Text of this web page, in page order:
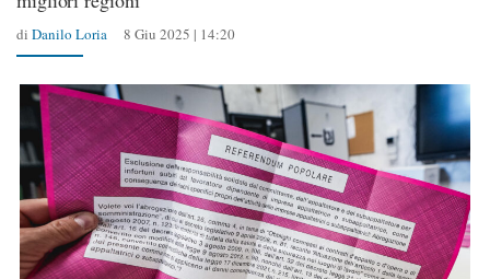
di Danilo Loria 8 Giu 2025 | 14:20